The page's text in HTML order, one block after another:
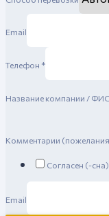
Email
Телефон *
Название компании / ФИО
Комментарии
Согласен (-
Email